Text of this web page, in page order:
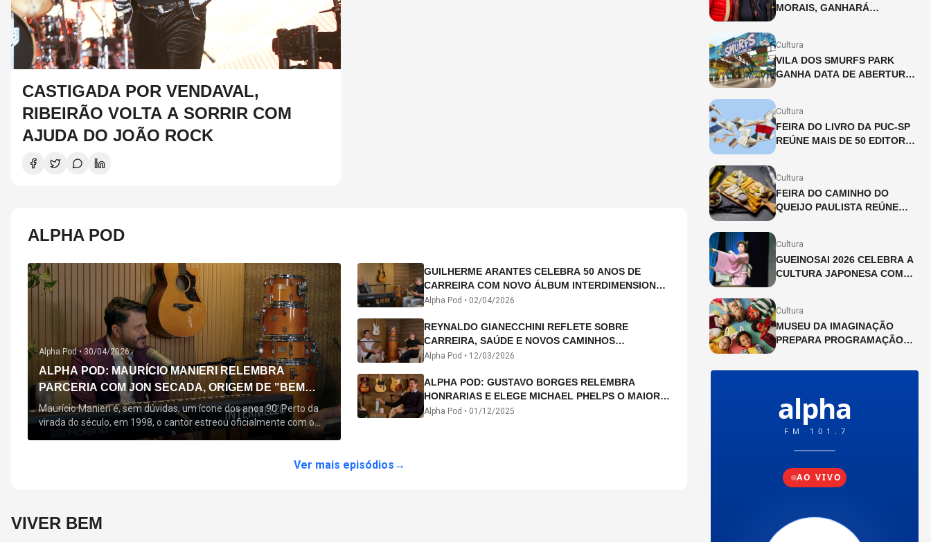
CASTIGADA POR VENDAVAL,
RIBEIRÃO VOLTA A SORRIR COM
AJUDA DO JOÃO ROCK
ALPHA POD
Alpha Pod • 30/04/2026
ALPHA POD: MAURÍCIO MANIERI RELEMBRA
PARCERIA COM JON SECADA, ORIGEM DE "BEM
QUERER" E MAIS
Maurício Manieri é, sem dúvidas, um ícone dos anos 90. Perto da
virada do século, em 1998, o cantor estreou oficialmente com o
seu primeiro disco, "A Noite Inteira", no qual estão canções que lhe
Querer" e "Minha Menina". Em 2026, o astro segue com o […]
GUILHERME ARANTES CELEBRA 50 ANOS DE
CARREIRA COM NOVO ÁLBUM INTERDIMENSIONAL
E TURNÊ “50 ANOS-LUZ”
Alpha Pod • 02/04/2026
REYNALDO GIANECCHINI REFLETE SOBRE
CARREIRA, SAÚDE E NOVOS CAMINHOS
ARTÍSTICOS NO ALPHA POD
Alpha Pod • 12/03/2026
ALPHA POD: GUSTAVO BORGES RELEMBRA
HONRARIAS E ELEGE MICHAEL PHELPS O MAIOR
ATLETA DA HISTÓRIA
Alpha Pod • 01/12/2025
Ver mais episódios →
VIVER BEM
MORAIS, GANHARÁ
Cultura
VILA DOS SMURFS PARK
GANHA DATA DE ABERTURA
Cultura
FEIRA DO LIVRO DA PUC-SP
REÚNE MAIS DE 50 EDITORAS
Cultura
FEIRA DO CAMINHO DO
QUEIJO PAULISTA REÚNE
Cultura
GUEINOSAI 2026 CELEBRA A
CULTURA JAPONESA COM
Cultura
MUSEU DA IMAGINAÇÃO
PREPARA PROGRAMAÇÃO